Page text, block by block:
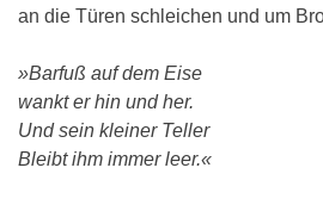
an die Türen schleichen und um
»Barfuß auf dem Eise
wankt er hin und her.
Und sein kleiner Teller
Bleibt ihm immer leer.«